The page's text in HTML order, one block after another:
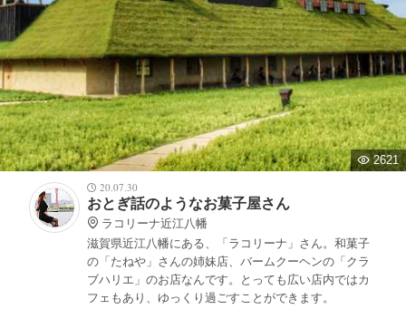
2621
20.07.30
おとぎ話のようなお菓子屋さん
ラコリーナ近江八幡
滋賀県近江八幡にある、「ラコリーナ」さん。和菓子
の「たねや」さんの姉妹店、バームクーヘンの「クラ
ブハリエ」のお店なんです。とっても広い店内ではカ
フェもあり、ゆっくり過ごすことができます。